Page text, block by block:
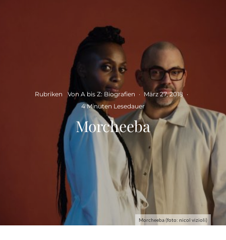
Morcheeba (foto: nicol vizioli)
Rubriken Von A bis Z: Biografien · März 27, 2018 ·
4 Minuten Lesedauer
Morcheeba